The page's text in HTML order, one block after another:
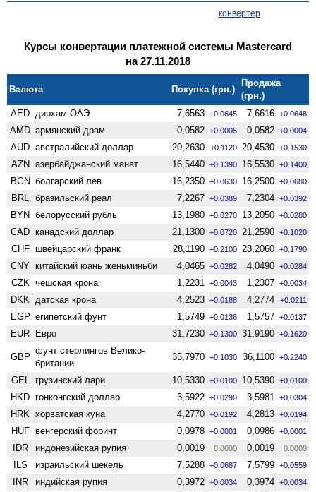
конвертер
Курсы конвертации платежной системы Mastercard
на 27.11.2018
Валюта Покупка (грн.)
Продажа
(грн.)
AED дирхам ОАЭ 7,6563 +0.0645 7,6616 +0.0648
AMD армянский драм 0,0582 +0.0005 0,0582 +0.0004
AUD австралийский доллар 20,2630 +0.1120 20,4530 +0.1530
AZN азербайджанский манат 16,5440 +0.1390 16,5530 +0.1400
BGN болгарский лев 16,2350 +0.0630 16,2500 +0.0680
BRL бразильский реал 7,2267 +0.0389 7,2304 +0.0392
BYN белорусский рубль 13,1980 +0.0270 13,2050 +0.0280
CAD канадский доллар 21,1300 +0.0720 21,2590 +0.1020
CHF швейцарский франк 28,1190 +0.2100 28,2060 +0.1790
CNY китайский юань женьминьби 4,0465 +0.0282 4,0490 +0.0284
CZK чешская крона 1,2231 +0.0043 1,2307 +0.0034
DKK датская крона 4,2523 +0.0188 4,2774 +0.0211
EGP египетский фунт 1,5749 +0.0136 1,5757 +0.0137
EUR Евро 31,7230 +0.1300 31,9190 +0.1620
GBP
фунт стерлингов Велико­
британии
35,7970 +0.1030 36,1100 +0.2240
GEL грузинский лари 10,5330 +0.0100 10,5390 +0.0100
HKD гонконгский доллар 3,5922 +0.0290 3,5981 +0.0304
HRK хорватская куна 4,2770 +0.0192 4,2813 +0.0194
HUF венгерский форинт 0,0978 +0.0001 0,0986 +0.0001
IDR индонезийская рупия 0,0019 0.0000 0,0019 0.0000
ILS израильский шекель 7,5288 +0.0687 7,5799 +0.0559
INR индийская рупия 0,3972 +0.0034 0,3974 +0.0034